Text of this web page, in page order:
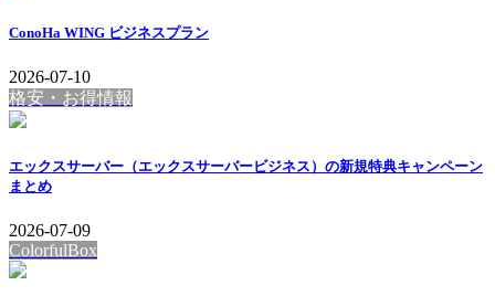
ConoHa WING ビジネスプラン
2026-07-10
格安・お得情報
エックスサーバー（エックスサーバービジネス）の新規特典キャンペーン
まとめ
2026-07-09
ColorfulBox